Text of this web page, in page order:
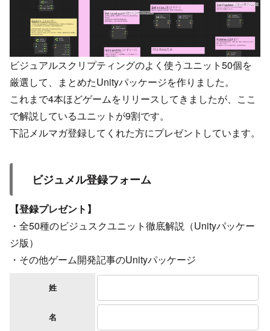
ビジュアルスクリプティングのよく使うユニット50個を
厳選して、まとめたUnityパッケージを作りました。
これまで4本ほどゲームをリリースしてきましたが、ここ
で解説しているユニットが9割です。
下記メルマガ登録してくれた方にプレゼントしています。
ビジュメル登録フォーム
【登録プレゼント】
・全50種のビジュスクユニット徹底解説（Unityパッケー
ジ版）
・その他ゲーム開発記事のUnityパッケージ
姓
名